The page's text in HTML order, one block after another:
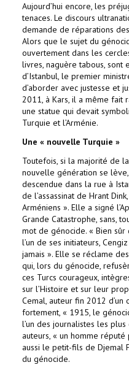
Aujourd’hui encore, les
tenaces. Le discours
demande de réparations
Alors que le sujet du
ouvertement dans les
livres, naguère tabous, sont
d’Istanbul, le premier
d’aborder avec justesse et
2011, à Kars, il a même fait
une statue qui devait
Turquie et l’Arménie.
Une « nouvelle Turquie »
Toutefois, si la majorité de
nouvelle génération se
descendue dans la rue à
de l’assassinat de Hrant
Arméniens ». Elle a signé
Grande Catastrophe, sans,
mot de génocide. « Bien sûr
l’un de ses initiateurs,
jamais ». Elle se réclame
qui, lors du génocide,
ces Turcs courageux,
sur l’Histoire et sur leur
Cemal, auteur fin 2012
fortement, « 1915, le
l’un des journalistes les
auteurs, « un homme réputé
aussi le petit-fils de Djemal
du génocide.